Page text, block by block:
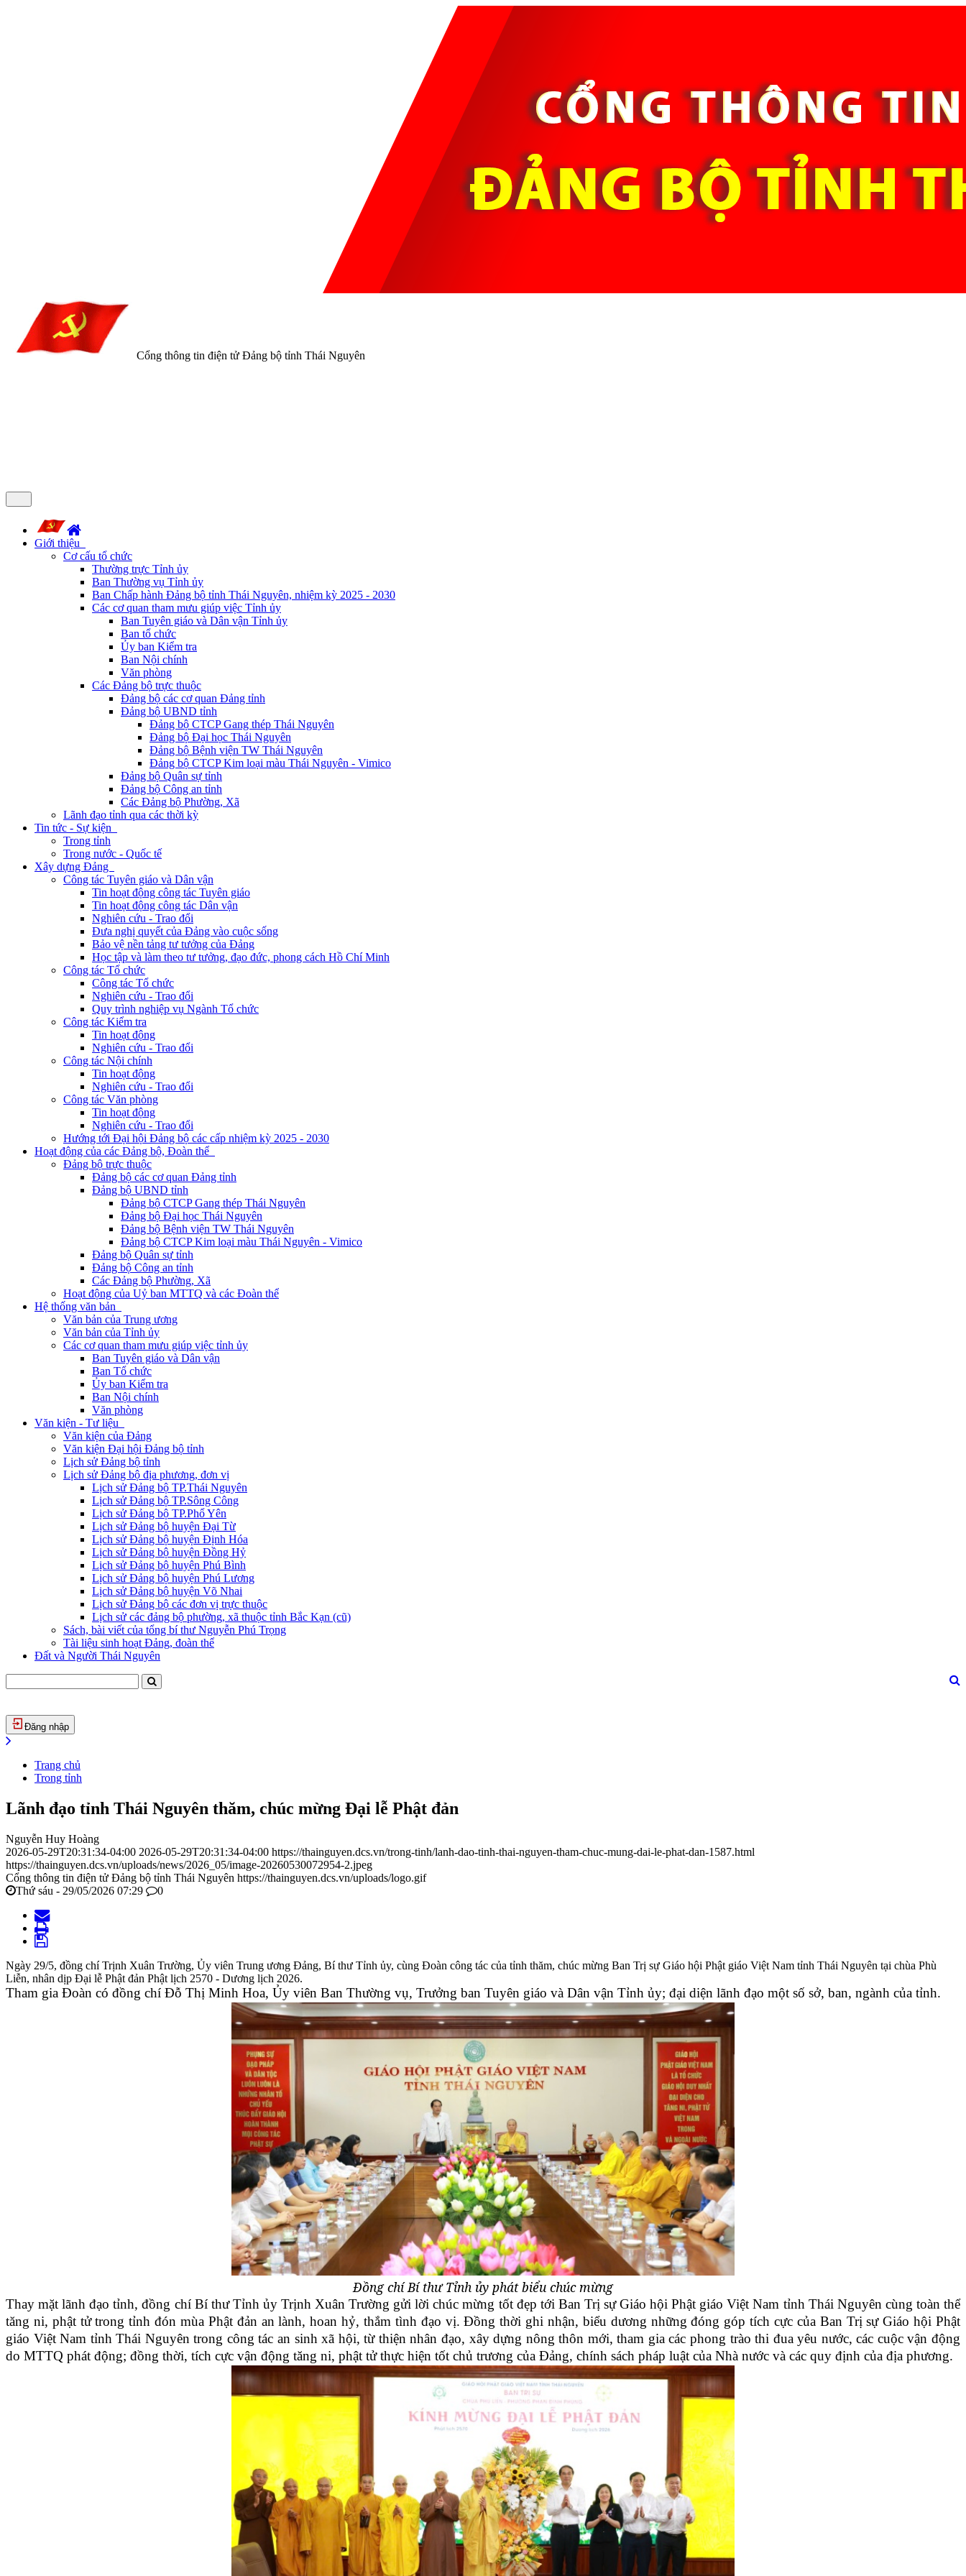
Cổng thông tin điện tử Đảng bộ tỉnh Thái Nguyên
Giới thiệu
Cơ cấu tổ chức
Thường trực Tỉnh ủy
Ban Thường vụ Tỉnh ủy
Ban Chấp hành Đảng bộ tỉnh Thái Nguyên, nhiệm kỳ 2025 - 2030
Các cơ quan tham mưu giúp việc Tỉnh ủy
Ban Tuyên giáo và Dân vận Tỉnh ủy
Ban tổ chức
Ủy ban Kiểm tra
Ban Nội chính
Văn phòng
Các Đảng bộ trực thuộc
Đảng bộ các cơ quan Đảng tỉnh
Đảng bộ UBND tỉnh
Đảng bộ CTCP Gang thép Thái Nguyên
Đảng bộ Đại học Thái Nguyên
Đảng bộ Bệnh viện TW Thái Nguyên
Đảng bộ CTCP Kim loại màu Thái Nguyên - Vimico
Đảng bộ Quân sự tỉnh
Đảng bộ Công an tỉnh
Các Đảng bộ Phường, Xã
Lãnh đạo tỉnh qua các thời kỳ
Tin tức - Sự kiện
Trong tỉnh
Trong nước - Quốc tế
Xây dựng Đảng
Công tác Tuyên giáo và Dân vận
Tin hoạt động công tác Tuyên giáo
Tin hoạt động công tác Dân vận
Nghiên cứu - Trao đổi
Đưa nghị quyết của Đảng vào cuộc sống
Bảo vệ nền tảng tư tưởng của Đảng
Học tập và làm theo tư tưởng, đạo đức, phong cách Hồ Chí Minh
Công tác Tổ chức
Công tác Tổ chức
Nghiên cứu - Trao đổi
Quy trình nghiệp vụ Ngành Tổ chức
Công tác Kiểm tra
Tin hoạt động
Nghiên cứu - Trao đổi
Công tác Nội chính
Tin hoạt động
Nghiên cứu - Trao đổi
Công tác Văn phòng
Tin hoạt động
Nghiên cứu - Trao đổi
Hướng tới Đại hội Đảng bộ các cấp nhiệm kỳ 2025 - 2030
Hoạt động của các Đảng bộ, Đoàn thể
Đảng bộ trực thuộc
Đảng bộ các cơ quan Đảng tỉnh
Đảng bộ UBND tỉnh
Đảng bộ CTCP Gang thép Thái Nguyên
Đảng bộ Đại học Thái Nguyên
Đảng bộ Bệnh viện TW Thái Nguyên
Đảng bộ CTCP Kim loại màu Thái Nguyên - Vimico
Đảng bộ Quân sự tỉnh
Đảng bộ Công an tỉnh
Các Đảng bộ Phường, Xã
Hoạt động của Uỷ ban MTTQ và các Đoàn thể
Hệ thống văn bản
Văn bản của Trung ương
Văn bản của Tỉnh ủy
Các cơ quan tham mưu giúp việc tỉnh ủy
Ban Tuyên giáo và Dân vận
Ban Tổ chức
Ủy ban Kiểm tra
Ban Nội chính
Văn phòng
Văn kiện - Tư liệu
Văn kiện của Đảng
Văn kiện Đại hội Đảng bộ tỉnh
Lịch sử Đảng bộ tỉnh
Lịch sử Đảng bộ địa phương, đơn vị
Lịch sử Đảng bộ TP.Thái Nguyên
Lịch sử Đảng bộ TP.Sông Công
Lịch sử Đảng bộ TP.Phổ Yên
Lịch sử Đảng bộ huyện Đại Từ
Lịch sử Đảng bộ huyện Định Hóa
Lịch sử Đảng bộ huyện Đồng Hỷ
Lịch sử Đảng bộ huyện Phú Bình
Lịch sử Đảng bộ huyện Phú Lương
Lịch sử Đảng bộ huyện Võ Nhai
Lịch sử Đảng bộ các đơn vị trực thuộc
Lịch sử các đảng bộ phường, xã thuộc tỉnh Bắc Kạn (cũ)
Sách, bài viết của tổng bí thư Nguyễn Phú Trọng
Tài liệu sinh hoạt Đảng, đoàn thể
Đất và Người Thái Nguyên
Đăng nhập
Trang chủ
Trong tỉnh
Lãnh đạo tỉnh Thái Nguyên thăm, chúc mừng Đại lễ Phật đản
Nguyễn Huy Hoàng
2026-05-29T20:31:34-04:00 2026-05-29T20:31:34-04:00 https://thainguyen.dcs.vn/trong-tinh/lanh-dao-tinh-thai-nguyen-tham-chuc-mung-dai-le-phat-dan-1587.html
https://thainguyen.dcs.vn/uploads/news/2026_05/image-20260530072954-2.jpeg
Cổng thông tin điện tử Đảng bộ tỉnh Thái Nguyên https://thainguyen.dcs.vn/uploads/logo.gif
Thứ sáu - 29/05/2026 07:29
0
Ngày 29/5, đồng chí Trịnh Xuân Trường, Ủy viên Trung ương Đảng, Bí thư Tỉnh ủy, cùng Đoàn công tác của tỉnh thăm, chúc mừng Ban Trị sự Giáo hội Phật giáo Việt Nam tỉnh Thái Nguyên tại chùa Phù
Liễn, nhân dịp Đại lễ Phật đản Phật lịch 2570 - Dương lịch 2026.
Tham gia Đoàn có đồng chí Đỗ Thị Minh Hoa, Ủy viên Ban Thường vụ, Trưởng ban Tuyên giáo và Dân vận Tỉnh ủy; đại diện lãnh đạo một số sở, ban, ngành của tỉnh.
Đồng chí Bí thư Tỉnh ủy phát biểu chúc mừng
Thay mặt lãnh đạo tỉnh, đồng chí Bí thư Tỉnh ủy Trịnh Xuân Trường gửi lời chúc mừng tốt đẹp tới Ban Trị sự Giáo hội Phật giáo Việt Nam tỉnh Thái Nguyên cùng toàn thể
tăng ni, phật tử trong tỉnh đón mùa Phật đản an lành, hoan hỷ, thắm tình đạo vị. Đồng thời ghi nhận, biểu dương những đóng góp tích cực của Ban Trị sự Giáo hội Phật
giáo Việt Nam tỉnh Thái Nguyên trong công tác an sinh xã hội, từ thiện nhân đạo, xây dựng nông thôn mới, tham gia các phong trào thi đua yêu nước, các cuộc vận động
do MTTQ phát động; đồng thời, tích cực vận động tăng ni, phật tử thực hiện tốt chủ trương của Đảng, chính sách pháp luật của Nhà nước và các quy định của địa phương.